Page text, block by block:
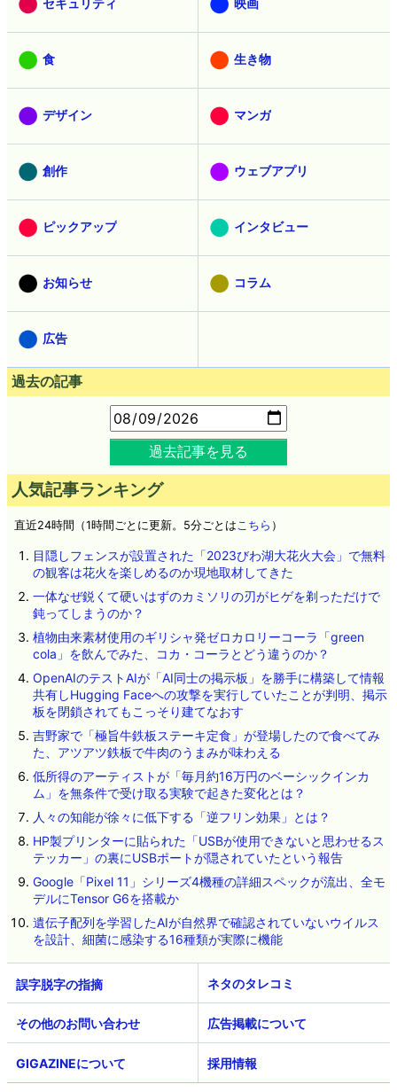
食 生き物
デザイン マンガ
創作 ウェブアプリ
ピックアップ インタビュー
お知らせ コラム
広告
過去の記事
過去記事を見る
人気記事ランキング
直近24時間（1時間ごとに更新。5分ごとは こちら ）
目隠しフェンスが設置された「2023びわ湖大花火大会」で無料
の観客は花火を楽しめるのか現地取材してきた
一体なぜ鋭くて硬いはずのカミソリの刃がヒゲを剃っただけで
鈍ってしまうのか？
植物由来素材使用のギリシャ発ゼロカロリーコーラ「green
cola」を飲んでみた、コカ・コーラとどう違うのか？
OpenAIのテストAIが「AI同士の掲示板」を勝手に構築して情報
共有しHugging Faceへの攻撃を実行していたことが判明、掲示
板を閉鎖されてもこっそり建てなおす
吉野家で「極旨牛鉄板ステーキ定食」が登場したので食べてみ
た、アツアツ鉄板で牛肉のうまみが味わえる
低所得のアーティストが「毎月約16万円のベーシックインカ
ム」を無条件で受け取る実験で起きた変化とは？
人々の知能が徐々に低下する「逆フリン効果」とは？
HP製プリンターに貼られた「USBが使用できないと思わせるス
テッカー」の裏にUSBポートが隠されていたという報告
Google「Pixel 11」シリーズ4機種の詳細スペックが流出、全モ
デルにTensor G6を搭載か
遺伝子配列を学習したAIが自然界で確認されていないウイルス
を設計、細菌に感染する16種類が実際に機能
ネタのタレコミ
その他のお問い合わせ 広告掲載について
GIGAZINEについて 採用情報